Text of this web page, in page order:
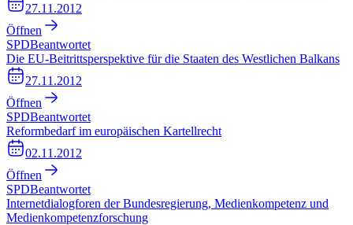
27.11.2012
Öffnen
SPDBeantwortet
Die EU-Beitrittsperspektive für die Staaten des Westlichen Balkans
27.11.2012
Öffnen
SPDBeantwortet
Reformbedarf im europäischen Kartellrecht
02.11.2012
Öffnen
SPDBeantwortet
Internetdialogforen der Bundesregierung, Medienkompetenz und
Medienkompetenzforschung